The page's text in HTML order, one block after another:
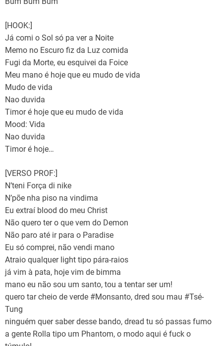
[HOOK:]
Já comi o Sol só pa ver a Noite
Memo no Escuro fiz da Luz comida
Fugi da Morte, eu esquivei da Foice
Meu mano é hoje que eu mudo de vida
Mudo de vida
Nao duvida
Timor é hoje que eu mudo de vida
Mood: Vida
Nao duvida
Timor é hoje…
[VERSO PROF:]
N’teni Força di nike
N’põe nha piso na vindima
Eu extraí blood do meu Christ
Não quero ter o que vem do Demon
Não paro até ir para o Paradise
Eu só comprei, não vendi mano
Atraio qualquer light tipo pára-raios
já vim à pata, hoje vim de bimma
mano eu não sou um santo, tou a tentar ser um!
quero tar cheio de verde #Monsanto, dred sou mau #Tsé-
Tung
ninguém quer saber desse bando, dread tu só passas fumo
a gente Rolla tipo um Phantom, o modo aqui é fuck o